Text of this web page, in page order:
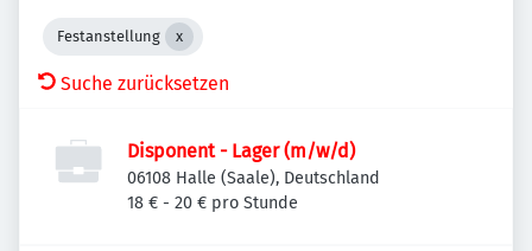
Festanstellung
Suche zurücksetzen
Disponent - Lager (m/w/d)
06108 Halle (Saale), Deutschland
18 € - 20 € pro Stunde